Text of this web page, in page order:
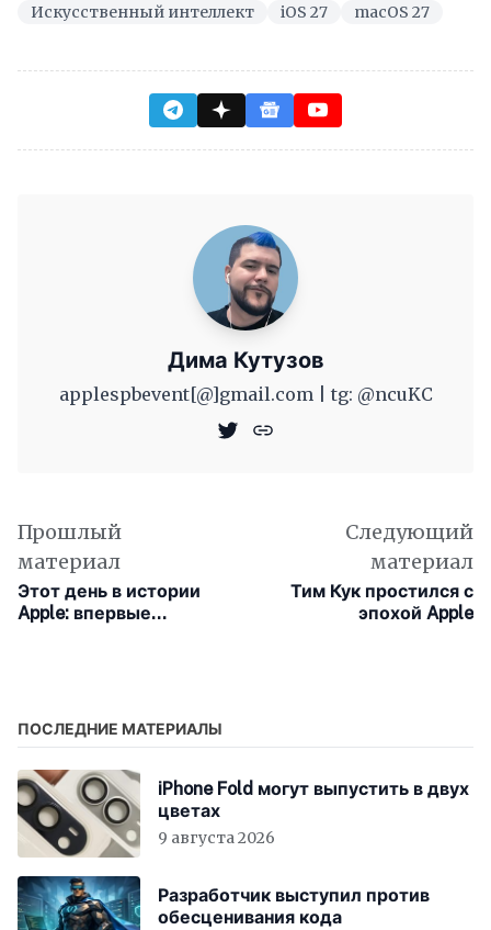
Искусственный интеллект
iOS 27 macOS 27
Дима Кутузов
applespbevent[@]gmail.com | tg: @ncuKC
Прошлый
материал
Этот день в истории
Apple: впервые
Следующий
материал
Тим Кук простился с
эпохой Apple
ПОСЛЕДНИЕ МАТЕРИАЛЫ
iPhone Fold могут выпустить в двух
цветах
9 августа 2026
Разработчик выступил против
обесценивания кода